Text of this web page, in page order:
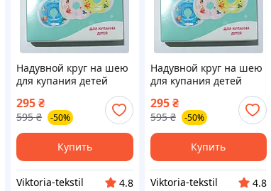
Надувной круг на шею
для купания детей
0936/0+.(р) голубой
295₴
595 ₴ -50%
Купить
Viktoria-tekstil
4.8
Надувной круг на шею
для купания детей
0936/0+.(р) розовый
295 ₴
595 ₴ -50%
Купить
Viktoria-tekstil
4.8